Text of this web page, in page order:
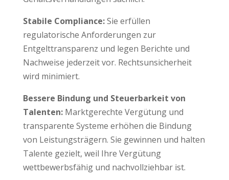
Stabile Compliance:Sie erfüllen
regulatorische Anforderungen zur
Entgelttransparenz und legen Berichte und
Nachweise jederzeit vor. Rechtsunsicherheit
wird minimiert.
Bessere Bindung und Steuerbarkeit von
Talenten:Marktgerechte Vergütung und
transparente Systeme erhöhen die Bindung
von Leistungsträgern. Sie gewinnen und halten
Talente gezielt, weil Ihre Vergütung
wettbewerbsfähig und nachvollziehbar ist.